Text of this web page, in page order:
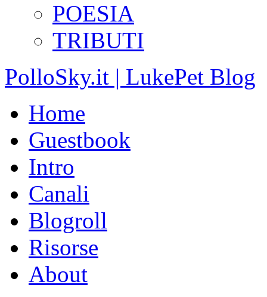
POESIA
TRIBUTI
PolloSky.it | LukePet Blog
Home
Guestbook
Intro
Canali
Blogroll
Risorse
About